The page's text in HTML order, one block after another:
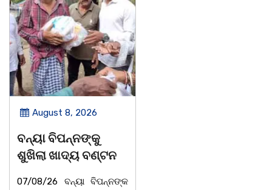
August 8, 2026
ବନ୍ୟା ବିପନ୍ନଙ୍କୁ
ଶୁଖିଲା ଖାଦ୍ୟ ବଣ୍ଟନ
07/08/26 ବନ୍ୟା ବିପନ୍ନଙ୍କ